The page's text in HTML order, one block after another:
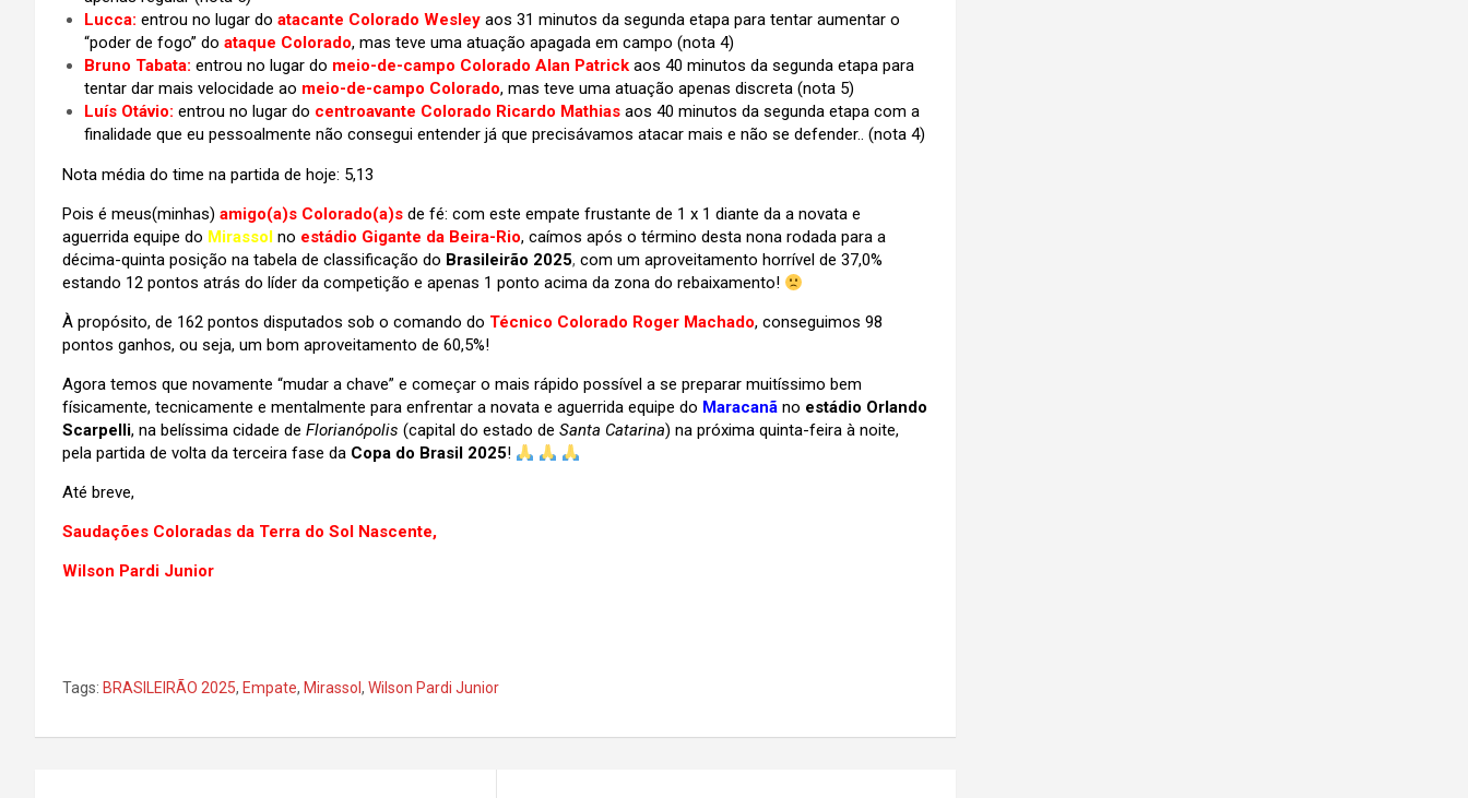
Lucca: entrou no lugar do atacante Colorado Wesley aos 31 minutos da segunda etapa para tentar aumentar o
“poder de fogo” do ataque Colorado, mas teve uma atuação apagada em campo (nota 4)
Bruno Tabata: entrou no lugar do meio-de-campo Colorado Alan Patrick aos 40 minutos da segunda etapa para
tentar dar mais velocidade ao meio-de-campo Colorado, mas teve uma atuação apenas discreta (nota 5)
Luís Otávio: entrou no lugar do centroavante Colorado Ricardo Mathias aos 40 minutos da segunda etapa com a
finalidade que eu pessoalmente não consegui entender já que precisávamos atacar mais e não se defender.. (nota 4)
Nota média do time na partida de hoje: 5,13
Pois é meus(minhas) amigo(a)s Colorado(a)s de fé: com este empate frustante de 1 x 1 diante da a novata e
aguerrida equipe do Mirassol no estádio Gigante da Beira-Rio, caímos após o término desta nona rodada para a
décima-quinta posição na tabela de classificação do Brasileirão 2025, com um aproveitamento horrível de 37,0%
estando 12 pontos atrás do líder da competição e apenas 1 ponto acima da zona do rebaixamento!
À propósito, de 162 pontos disputados sob o comando do Técnico Colorado Roger Machado, conseguimos 98
pontos ganhos, ou seja, um bom aproveitamento de 60,5%!
Agora temos que novamente “mudar a chave” e começar o mais rápido possível a se preparar muitíssimo bem
físicamente, tecnicamente e mentalmente para enfrentar a novata e aguerrida equipe do Maracanã no estádio Orlando
Scarpelli, na belíssima cidade de Florianópolis (capital do estado de Santa Catarina) na próxima quinta-feira à noite,
pela partida de volta da terceira fase da Copa do Brasil 2025!
Até breve,
Saudações Coloradas da Terra do Sol Nascente,
Wilson Pardi Junior
Tags: BRASILEIRÃO 2025, Empate, Mirassol , Wilson Pardi Junior